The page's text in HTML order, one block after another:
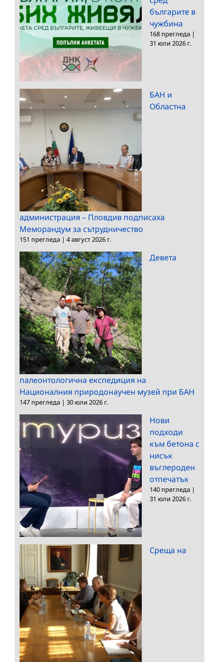
българите в
чужбина
168 прегледа |
31 юли 2026 г.
БАН и
Областна
администрация – Пловдив подписаха
Меморандум за сътрудничество
151 прегледа | 4 август 2026 г.
Девета
палеонтологична експедиция на
Националния природонаучен музей при БАН
147 прегледа | 30 юли 2026 г.
Нови
подходи
към бетона с
нисък
въглероден
отпечатък
140 прегледа |
31 юли 2026 г.
Среща на